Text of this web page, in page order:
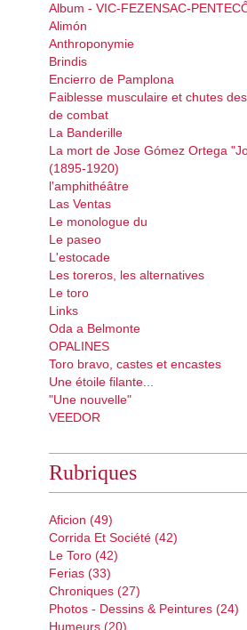
Album - VIC-FEZENSAC-
Alimón
Anthroponymie
Brindis
Encierro de Pamplona
Faiblesse musculaire et chutes
de combat
La Banderille
La mort de Jose Gómez Ortega
(1895-1920)
l'amphithéâtre
Las Ventas
Le monologue du
Le paseo
L'estocade
Les toreros, les alternatives
Le toro
Links
Oda a Belmonte
OPALINES
Toro bravo, castes et encastes
Une étoile filante...
"Une nouvelle"
VEEDOR
Rubriques
Aficion (49)
Corrida Et Société (42)
Le Toro (42)
Ferias (33)
Chroniques (27)
Photos - Dessins & Peintures (24)
Humeurs (20)